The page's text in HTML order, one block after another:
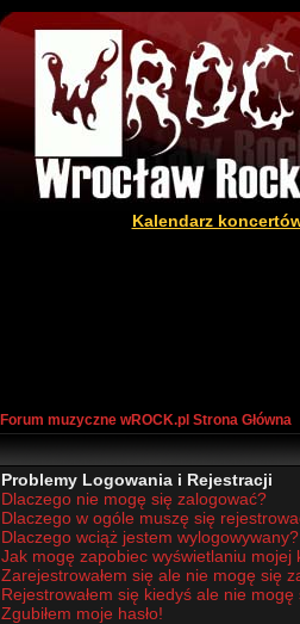
Kalendarz
Forum muzyczne wROCK.pl Strona Główna
Problemy Logowania i Rejestracji
Dlaczego nie mogę się zalogować?
Dlaczego w ogóle muszę się
Dlaczego wciąż jestem wylogowywany?
Jak mogę zapobiec wyświetlaniu
Zarejestrowałem się ale nie mogę się
Rejestrowałem się kiedyś ale nie
Zgubiłem moje hasło!